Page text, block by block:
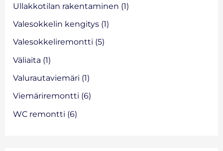
Ullakkotilan rakentaminen (1)
Valesokkelin kengitys (1)
Valesokkeliremontti (5)
Väliaita (1)
Valurautaviemäri (1)
Viemäriremontti (6)
WC remontti (6)